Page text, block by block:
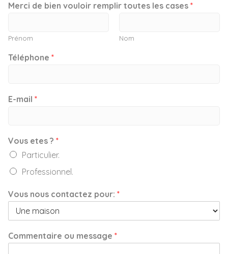
Merci de bien vouloir remplir toutes les cases *
Prénom Nom
Téléphone *
E-mail *
Vous etes ? *
Particulier.
Professionnel.
Vous nous contactez pour: *
Commentaire ou message *